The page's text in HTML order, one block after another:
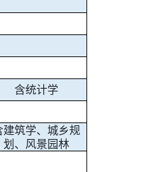
含统计学
建筑学、城乡规
划、风景园林